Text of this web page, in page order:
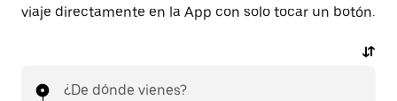
viaje directamente en la App con solo tocar un botón.
¿De dónde vienes?